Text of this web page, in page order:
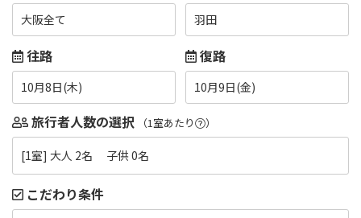
大阪全て 羽田
往路
10月8日(木)
復路
10月9日(金)
旅行者人数の選択 （1室あたり ）
[1室] 大人 2名 子供 0名
こだわり条件